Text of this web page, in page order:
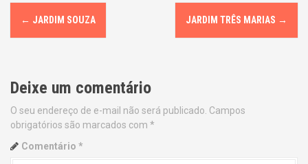
P
o
t
n
a
← JARDIM SOUZA JARDIM TRÊS MARIAS →
Deixe um comentário
O seu endereço de e-mail não será publicado. Campos
obrigatórios são marcados com *
Comentário *